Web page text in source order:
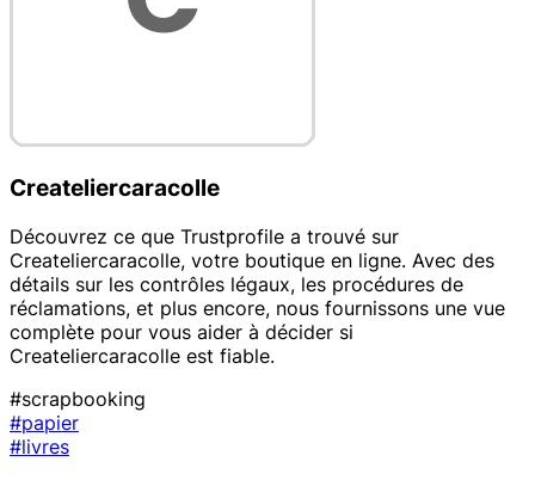
Createliercaracolle
Découvrez ce que Trustprofile a trouvé sur
Createliercaracolle, votre boutique en ligne. Avec des
détails sur les contrôles légaux, les procédures de
réclamations, et plus encore, nous fournissons une vue
complète pour vous aider à décider si
Createliercaracolle est fiable.
#scrapbooking
#papier
#livres